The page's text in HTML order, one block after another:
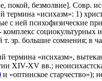
покой, безмолвие]. Совр.
термина «исихазм»: 1)
с ней психофизические
социокультурных
т. зр. большие сомнения; в
термина «исихазм»,
XIV-XV вв.;
и «оптинское старчество»);